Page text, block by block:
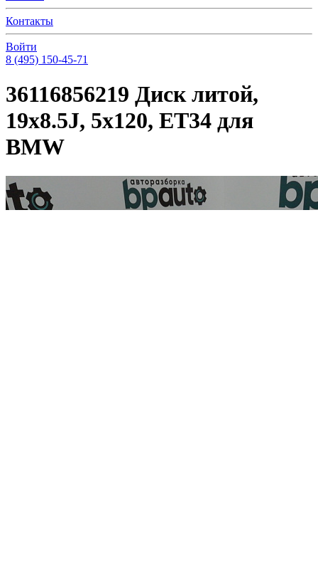
Контакты
Войти
8 (495) 150-45-71
36116856219 Диск литой,
19x8.5J, 5x120, ET34 для
BMW